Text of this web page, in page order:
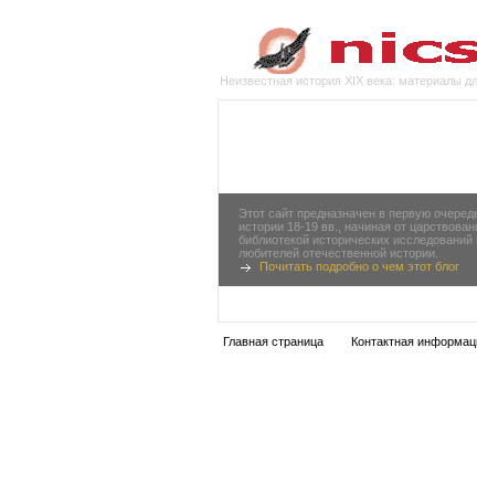
Неизвестная история XIX века: материалы
Этот сайт предназначен в первую
истории 18-19 вв., начиная от
библиотекой исторических
любителей отечественной истории.
Почитать подробно о чем этот блог
Главная страница Контактная